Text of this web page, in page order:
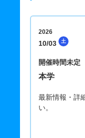
2026
10/03 土
開催時間未定
本学
最新情報・詳
い。